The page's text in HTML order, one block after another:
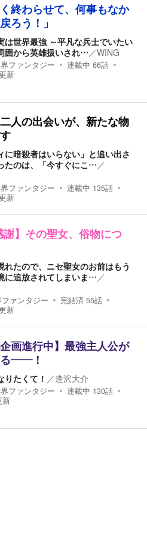
く終わらせて、何事もなか
ろう！」
は世界最強 ～平凡な兵士でいたい
囲から英雄扱いされ…／WING
ファンタジー 連載中 66話
新
人の出会いが、新たな物
に暗殺者はいらない」と追い出さ
たのは、「今すぐにこ…／
ファンタジー 連載中 135話
新
謝】その聖女、俗物につ
れたので、ニセ聖女のお前はもう
に追放されてしまいま…／
ァンタジー 完結済 55話
新
企画進行中】最強主人公が
る――！
りたくて！ ／逢沢大介
ファンタジー 連載中 130話
新